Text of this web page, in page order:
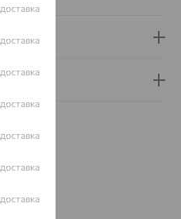
доставка
доставка
доставка
доставка
доставка
доставка
доставка